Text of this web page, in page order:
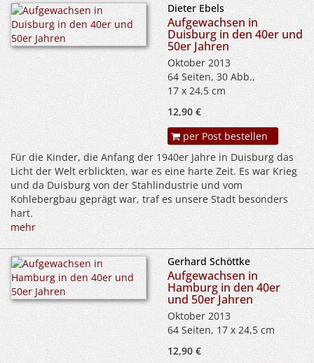
Dieter Ebels
Aufgewachsen in
Duisburg in den 40er und
50er Jahren
Oktober 2013
64 Seiten, 30 Abb.,
17 x 24,5 cm
12,90 €
per Post bestellen
Für die Kinder, die Anfang der 1940er Jahre in Duisburg das
Licht der Welt erblickten, war es eine harte Zeit. Es war Krieg
und da Duisburg von der Stahlindustrie und vom
Kohlebergbau geprägt war, traf es unsere Stadt besonders
hart.
mehr
Gerhard Schöttke
Aufgewachsen in
Hamburg in den 40er
und 50er Jahren
Oktober 2013
64 Seiten, 17 x 24,5 cm
12,90 €